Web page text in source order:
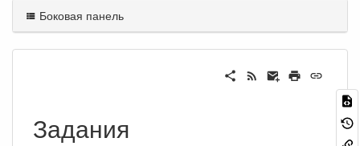
Боковая панель
Задания